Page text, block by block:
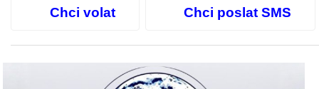
Chci volat Chci poslat SMS